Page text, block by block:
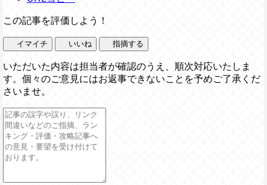
この記事を評価しよう！
イマイチ いいね 指摘する
いただいた内容は担当者が確認のうえ、順次対応いたしま
す。個々のご意見にはお返事できないことを予めご了承くだ
さいませ。